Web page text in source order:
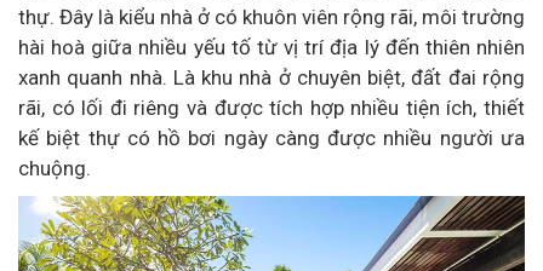
thự. Đây là kiểu nhà ở có khuôn viên rộng rãi, môi trường
hài hoà giữa nhiều yếu tố từ vị trí địa lý đến thiên nhiên
xanh quanh nhà. Là khu nhà ở chuyên biệt, đất đai rộng
rãi, có lối đi riêng và được tích hợp nhiều tiện ích, thiết
kế biệt thự có hồ bơi ngày càng được nhiều người ưa
chuộng.